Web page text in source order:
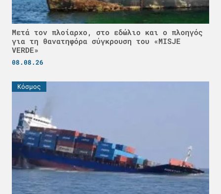
Μετά τον πλοίαρχο, στο εδώλιο και ο πλοηγός
για τη θανατηφόρα σύγκρουση του «MISJE
VERDE»
08.08.26
Κόσμος